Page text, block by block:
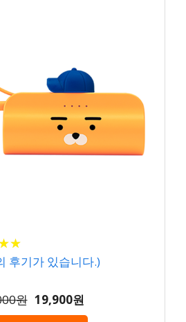
★
★
후기가 있습니다.)
원 19,900원